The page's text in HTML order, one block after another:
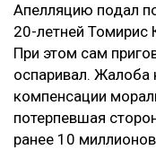
Апелляцию подал
20-летней Томирис
При этом сам
оспаривал. Жалоба
компенсации
потерпевшая
ранее 10